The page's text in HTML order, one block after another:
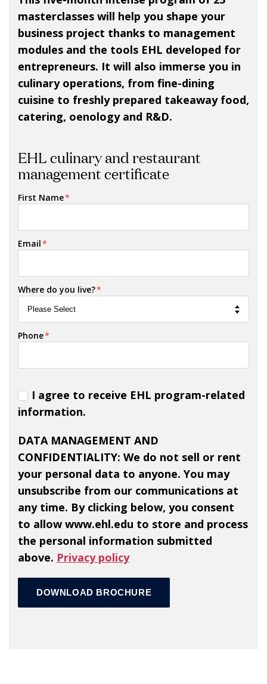
masterclasses will help you shape your
business project thanks to management
modules and the tools EHL developed for
entrepreneurs. It will also immerse you in
culinary operations, from fine-dining
cuisine to freshly prepared takeaway food,
catering, oenology and R&D.
EHL culinary and restaurant
management certificate
First Name*
Email*
Where do you live?*
Phone*
I agree to receive EHL program-related
information.
DATA MANAGEMENT AND
CONFIDENTIALITY: We do not sell or rent
your personal data to anyone. You may
unsubscribe from our communications at
any time. By clicking below, you consent
to allow www.ehl.edu to store and process
the personal information submitted
above. Privacy policy